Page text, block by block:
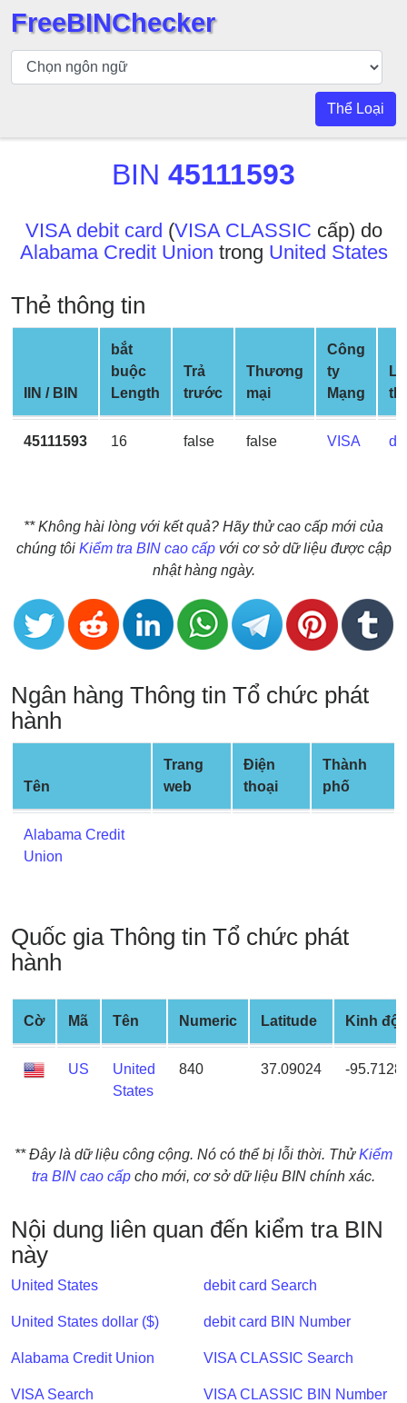
Kiểm
tra
BIN
BIN
BIN
Generator
Checker
v2
BIN
CC
Banks
Card
Validator
Credit
Generator
Random
Credit
Generator
Generate
Credit
Card
Credit
Card
Checker
Service
What
is
?
IP
BIN
Checker
Validator
FreeBINChecker
Thể Loại
BIN 45111593
VISA debit card (VISA CLASSIC cấp) do
Alabama Credit Union trong United States
Thẻ thông tin
IIN / BIN
bắt
buộc
Length
Trả
trước
Thương
mại
Công
ty
Mạng
45111593 16 false false VISA
** Không hài lòng với kết quả? Hãy thử cao cấp mới của
chúng tôi Kiểm tra BIN cao cấpvới cơ sở dữ liệu được cập
nhật hàng ngày.
Ngân hàng Thông tin Tổ chức phát
hành
Tên
Trang
web
Điện
thoại
Thành
phố
Alabama Credit
Union
Quốc gia Thông tin Tổ chức phát
hành
Cờ Mã Tên Numeric Latitude Kinh độ
US
United
States
840 37.09024 -
** Đây là dữ liệu công cộng. Nó có thể bị lỗi thời. ThửKiểm
tra BIN cao cấp cho mới, cơ sở dữ liệu BIN chính xác.
Nội dung liên quan đến kiểm tra BIN
này
United States
United States dollar ($)
Alabama Credit Union
VISA Search
debit card Search
debit card BIN Number
VISA CLASSIC Search
VISA CLASSIC BIN Number